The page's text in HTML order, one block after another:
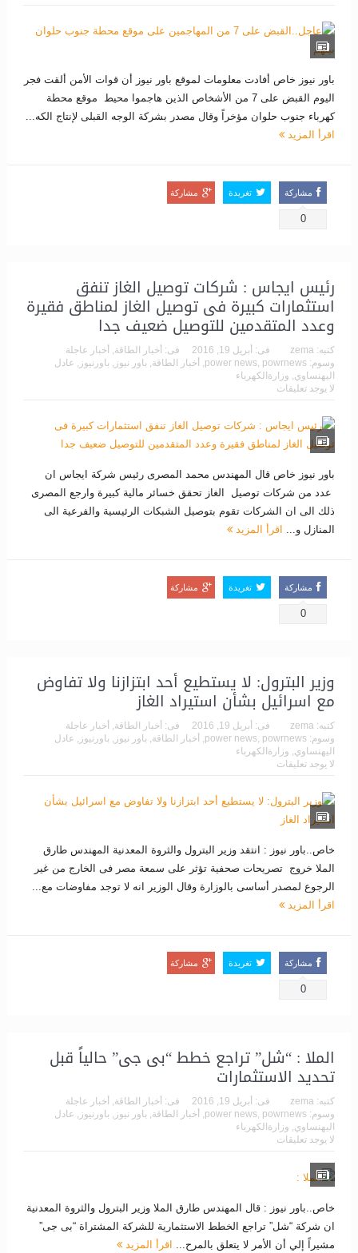
باور نيوز خاص أفادت معلومات لموقع باور نيوز أن قوات الأمن ألقت فجر
اليوم القبض على 7 من الأشخاص الذين هاجموا محيط موقع محطة
كهرباء جنوب حلوان مؤخراً وقال مصدر بشركة الوجه القبلى لإنتاج الكه...
اقرأ المزيد
مشاركة
0
تغريدة مشاركة
رئيس ايجاس : شركات توصيل الغاز تنفق
استثمارات كبيرة فى توصيل الغاز لمناطق فقيرة
وعدد المتقدمين للتوصيل ضعيف جدا
كتبه: zema فى: أبريل 19, 2016 فى: أخبار الطاقة, أخبار عاجلة
وسوم:
power news, powrnews
, أخبار الطاقة, باور نيوز , باورنيوز , عادل
اليهنساوي, وزارةالكهرباء
لا يوجد تعليقات
باور نيوز خاص قال المهندس محمد المصرى رئيس شركة ايجاس ان
عدد من شركات توصيل الغاز تحقق خسائر مالية كبيرة وارجع المصرى
ذلك الى ان الشركات تقوم بتوصيل الشبكات الرئيسية والفرعية الى
المنازل و...
اقرأ المزيد
مشاركة
0
تغريدة مشاركة
وزير البترول: لا يستطيع أحد ابتزازنا ولا تفاوض
مع اسرائيل بشأن استيراد الغاز
كتبه: zema فى: أبريل 19, 2016 فى: أخبار الطاقة, أخبار عاجلة
وسوم:
power news, powrnews
, أخبار الطاقة, باور نيوز , باورنيوز , عادل
اليهنساوي, وزارةالكهرباء
لا يوجد تعليقات
خاص..باور نيوز : انتقد وزير البترول والثروة المعدنية المهندس طارق
الملا خروج تصريحات صحفية تؤثر على سمعة مصر فى الخارج من غير
الرجوع لمصدر أساسى بالوزارة وقال الوزير انه لا توجد مفاوضات مع...
اقرأ المزيد
مشاركة
0
تغريدة مشاركة
الملا : “شل” تراجع خطط “بى جى” حالياً قبل
تحديد الاستثمارات
كتبه: zema فى: أبريل 19, 2016 فى: أخبار الطاقة, أخبار عاجلة
وسوم:
power news, powrnews
, أخبار الطاقة, باور نيوز , باورنيوز , عادل
اليهنساوي, وزارةالكهرباء
لا يوجد تعليقات
خاص..باور نيوز : قال المهندس طارق الملا وزير البترول والثروة المعدنية
ان شركة “شل” تراجع الخطط الاستثمارية للشركة المشتراة “بى جى”
مشيراً إلي أن الأمر لا يتعلق بالمرح... اقرأ المزيد